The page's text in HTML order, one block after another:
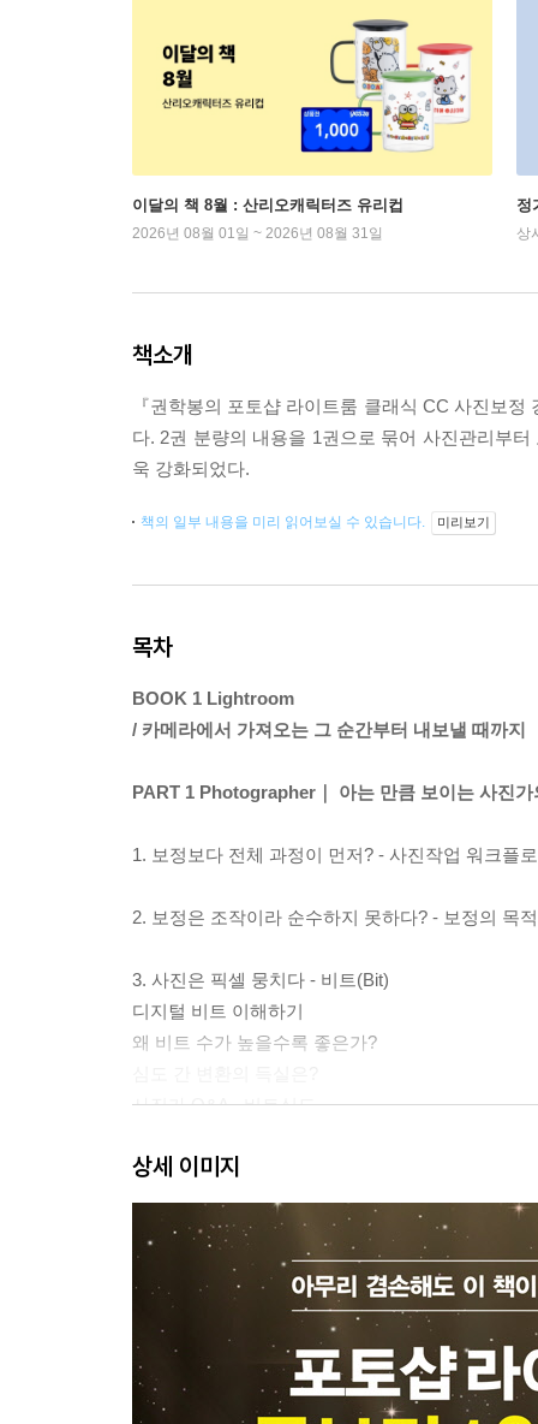
이달의 책 8월 : 산리오캐릭터즈 유리컵
2026년 08월 01일 ~ 2026년 08월 31일
정
상
책소개
『권학봉의 포토샵 라이트룸 클래식 CC 사진보
다. 2권 분량의 내용을 1권으로 묶어 사진관리부
욱 강화되었다.
책의 일부 내용을 미리 읽어보실 수 있습니다. 미리보기
목차
BOOK 1 Lightroom
/ 카메라에서 가져오는 그 순간부터 내보낼 때까지
PART 1 Photographer｜ 아는 만큼 보이는 사진가
1. 보정보다 전체 과정이 먼저? - 사진작업 워크플로
2. 보정은 조작이라 순수하지 못하다? - 보정의 목적
3. 사진은 픽셀 뭉치다 - 비트(Bit)
디지털 비트 이해하기
왜 비트 수가 높을수록 좋은가?
사진가 Q&A_ 비트심도
4. 제발 Raw로 찍어라 - 로우(Raw)
DSLR 시대의 완전체, Raw 파일
사진가 Q&A_ Raw를 버리고 JPG를 선호하는 사
5. 사진가를 위한 작업환경 만들기
이상적인 작업실 환경? 이상은 이상일 뿐이다
노트북 vs 데스크톱
사진가가 신경 써야 할 하드웨어
투자해도 절대 아깝지 않은 모니터
상세 이미지